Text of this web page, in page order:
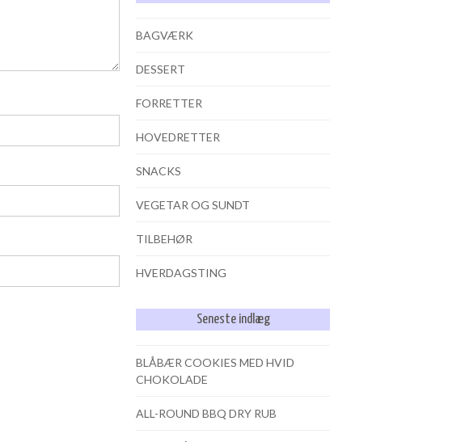
BAGVÆRK
DESSERT
FORRETTER
HOVEDRETTER
SNACKS
VEGETAR OG SUNDT
TILBEHØR
HVERDAGSTING
Seneste indlæg
BLÅBÆR COOKIES MED HVID
CHOKOLADE
ALL-ROUND BBQ DRY RUB